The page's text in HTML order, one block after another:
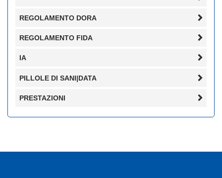
REGOLAMENTO DORA
REGOLAMENTO FIDA
IA
PILLOLE DI SANI|DATA
PRESTAZIONI